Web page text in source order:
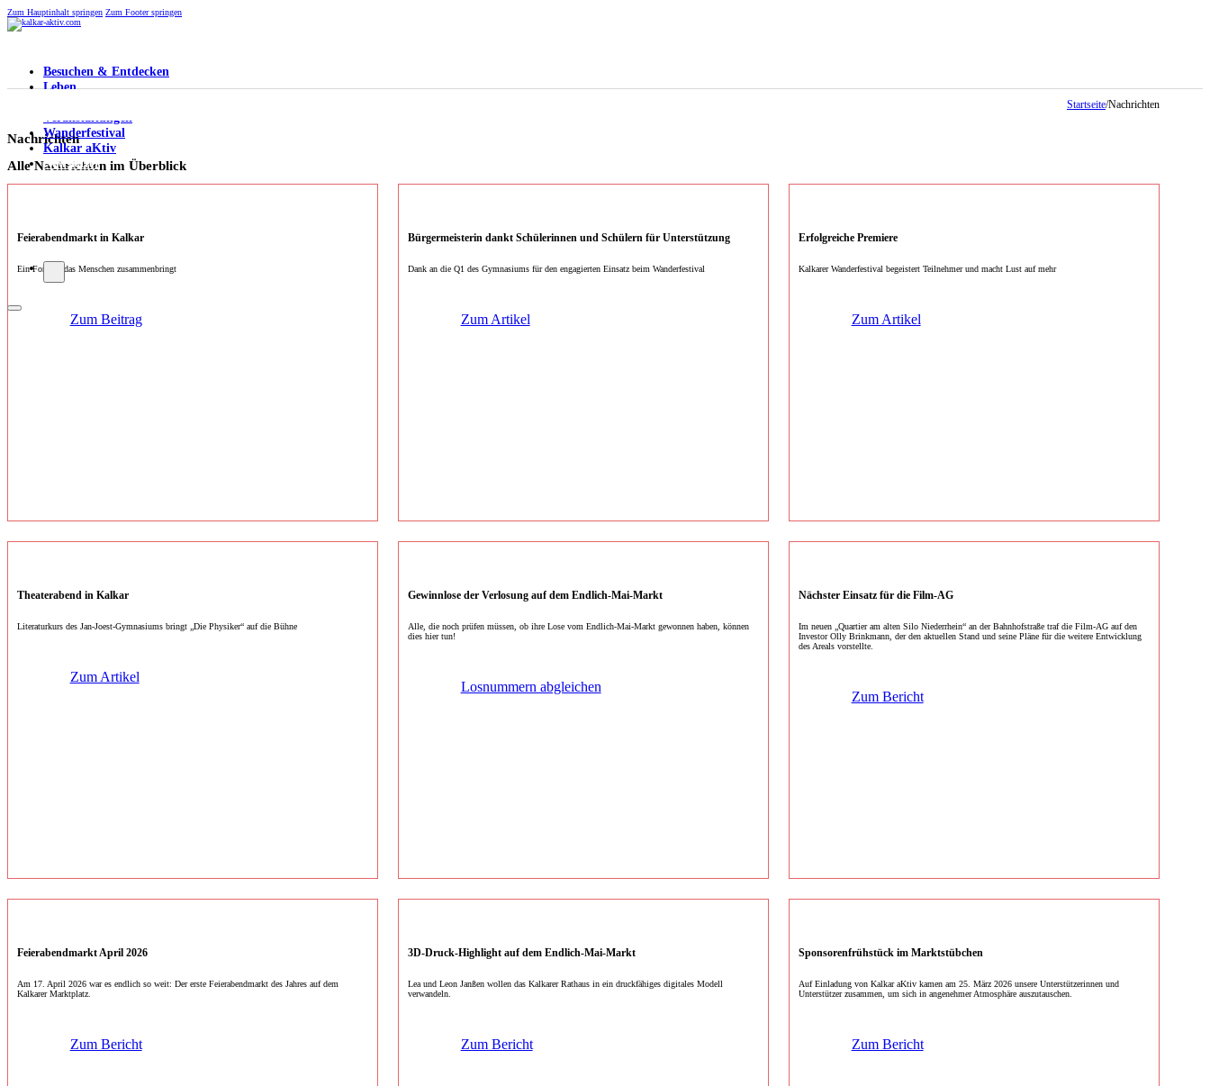
Zum Hauptinhalt springen Zum Footer springen
Besuchen & Entdecken
Leben
Veranstaltungen
Wanderfestival
Kalkar aKtiv
Newsletter
Startseite/Nachrichten
Nachrichten
Alle Nachrichten im Überblick
Feierabendmarkt in Kalkar
Ein Format, das Menschen zusammenbringt
Zum Beitrag
Bürgermeisterin dankt Schülerinnen und Schülern für Unterstützung
Dank an die Q1 des Gymnasiums für den engagierten Einsatz beim Wanderfestival
Zum Artikel
Erfolgreiche Premiere
Kalkarer Wanderfestival begeistert Teilnehmer und macht Lust auf mehr
Zum Artikel
Theaterabend in Kalkar
Literaturkurs des Jan-Joest-Gymnasiums bringt „Die Physiker“ auf die Bühne
Zum Artikel
Gewinnlose der Verlosung auf dem Endlich-Mai-Markt
Alle, die noch prüfen müssen, ob ihre Lose vom Endlich-Mai-Markt gewonnen haben, können
dies hier tun!
Losnummern abgleichen
Nächster Einsatz für die Film-AG
Im neuen „Quartier am alten Silo Niederrhein“ an der Bahnhofstraße traf die Film-AG auf den
Investor Olly Brinkmann, der den aktuellen Stand und seine Pläne für die weitere Entwicklung
des Areals vorstellte.
Zum Bericht
Feierabendmarkt April 2026
Am 17. April 2026 war es endlich so weit: Der erste Feierabendmarkt des Jahres auf dem
Kalkarer Marktplatz.
Zum Bericht
3D-Druck-Highlight auf dem Endlich-Mai-Markt
Lea und Leon Janßen wollen das Kalkarer Rathaus in ein druckfähiges digitales Modell
verwandeln.
Zum Bericht
Sponsorenfrühstück im Marktstübchen
Auf Einladung von Kalkar aKtiv kamen am 25. März 2026 unsere Unterstützerinnen und
Unterstützer zusammen, um sich in angenehmer Atmosphäre auszutauschen.
Zum Bericht